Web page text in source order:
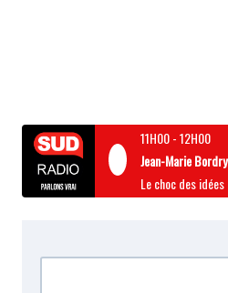
11H00-12H00
Jean-Marie Bordry
Le choc des idées